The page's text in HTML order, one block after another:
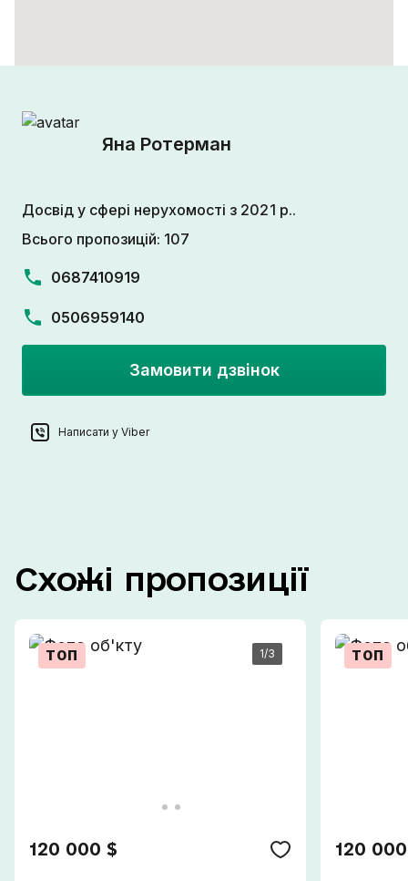
Яна Ротерман
Досвід у сфері нерухомості з 2021 р..
Всього пропозицій: 107
0687410919
0506959140
Замовити дзвінок
Написати у Viber
Схожі пропозиції
ТОП 1/3
120 000 $
ТОП
120